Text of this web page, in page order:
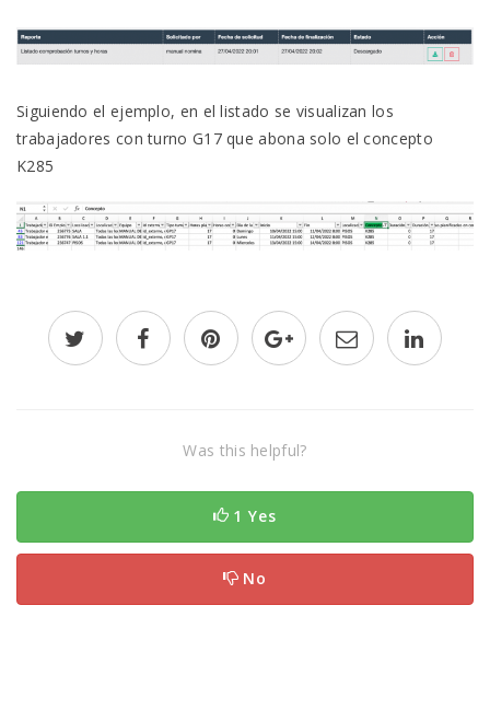
Siguiendo el ejemplo, en el listado se visualizan los
trabajadores con turno G17 que abona solo el concepto
K285
Was this helpful?
1 Yes
No